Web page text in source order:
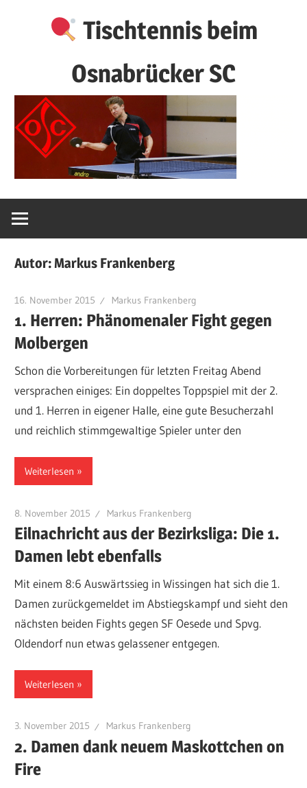
Tischtennis beim
Osnabrücker SC
Autor:Markus Frankenberg
16. November 2015 Markus Frankenberg
1. Herren: Phänomenaler Fight gegen
Molbergen
Schon die Vorbereitungen für letzten Freitag Abend
versprachen einiges: Ein doppeltes Toppspiel mit der 2.
und 1. Herren in eigener Halle, eine gute Besucherzahl
und reichlich stimmgewaltige Spieler unter den
Weiterlesen
8. November 2015 Markus Frankenberg
Eilnachricht aus der Bezirksliga: Die 1.
Damen lebt ebenfalls
Mit einem 8:6 Auswärtssieg in Wissingen hat sich die 1.
Damen zurückgemeldet im Abstiegskampf und sieht den
nächsten beiden Fights gegen SF Oesede und Spvg.
Oldendorf nun etwas gelassener entgegen.
Weiterlesen
3. November 2015 Markus Frankenberg
2. Damen dank neuem Maskottchen on
Fire